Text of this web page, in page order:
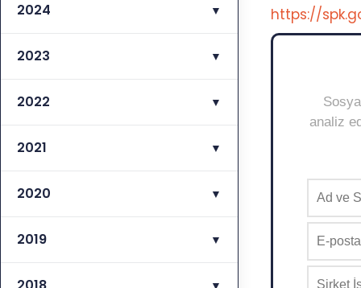
https://
analiz
2024 ▼
2023 ▼
2022 ▼
2021 ▼
2020 ▼
2019 ▼